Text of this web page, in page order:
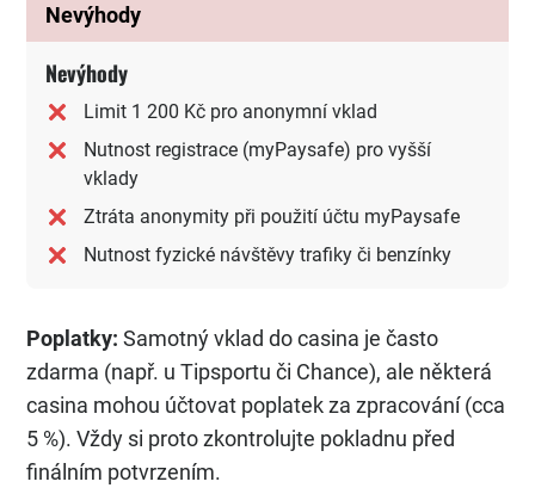
Nevýhody
Nevýhody
Limit 1 200 Kč pro anonymní vklad
Nutnost registrace (myPaysafe) pro vyšší
vklady
Ztráta anonymity při použití účtu myPaysafe
Nutnost fyzické návštěvy trafiky či benzínky
Poplatky: Samotný vklad do casina je často
zdarma (např. u Tipsportu či Chance), ale některá
casina mohou účtovat poplatek za zpracování (cca
5 %). Vždy si proto zkontrolujte pokladnu před
finálním potvrzením.